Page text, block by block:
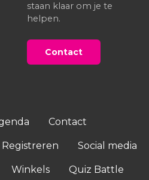
staan klaar om je te
helpen.
Contact
Contact
Registreren Social media
Winkels Quiz Battle